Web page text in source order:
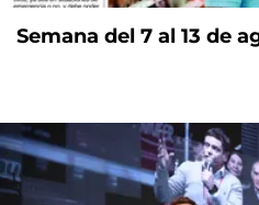
Semana del 7 al 13 de